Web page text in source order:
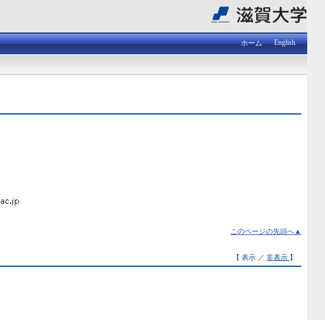
ホーム English
このページの先頭へ▲
【 表示 ／ 非表示 】